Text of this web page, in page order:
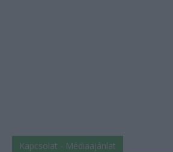
Kapcsolat - Médiaajánlat